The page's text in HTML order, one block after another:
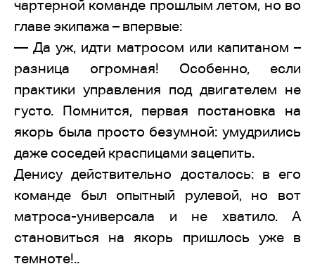
чартерной команде прошлым летом, но во
главе экипажа – впервые:
— Да уж, идти матросом или капитаном –
разница огромная! Особенно, если
практики управления под двигателем не
густо. Помнится, первая постановка на
якорь была просто безумной: умудрились
даже соседей краспицами зацепить.
Денису действительно досталось: в его
команде был опытный рулевой, но вот
матроса-универсала и не хватило. А
становиться на якорь пришлось уже в
темноте!..